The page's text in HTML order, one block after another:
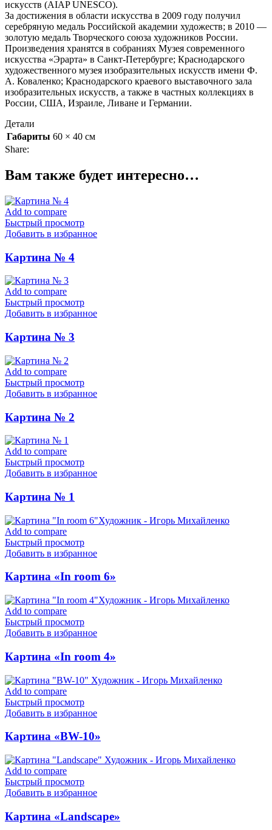
искусств (AIAP UNESCO).
За достижения в области искусства в 2009 году получил
серебряную медаль Российской академии художеств; в 2010 —
золотую медаль Творческого союза художников России.
Произведения хранятся в собраниях Музея современного
искусства «Эрарта» в Санкт-Петербурге; Краснодарского
художественного музея изобразительных искусств имени Ф.
А. Коваленко; Краснодарского краевого выставочного зала
изобразительных искусств, а также в частных коллекциях в
России, США, Израиле, Ливане и Германии.
Детали
Габариты 60 × 40 см
Share:
Вам также будет интересно…
Add to compare
Быстрый просмотр
Добавить в избранное
Картина № 4
Add to compare
Быстрый просмотр
Добавить в избранное
Картина № 3
Add to compare
Быстрый просмотр
Добавить в избранное
Картина № 2
Add to compare
Быстрый просмотр
Добавить в избранное
Картина № 1
Add to compare
Быстрый просмотр
Добавить в избранное
Картина «In room 6»
Add to compare
Быстрый просмотр
Добавить в избранное
Картина «In room 4»
Add to compare
Быстрый просмотр
Добавить в избранное
Картина «BW-10»
Add to compare
Быстрый просмотр
Добавить в избранное
Картина «Landscape»